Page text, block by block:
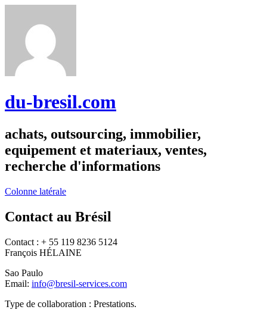
du-bresil.com
achats, outsourcing, immobilier,
equipement et materiaux, ventes,
recherche d'informations
Colonne latérale
Contact au Brésil
Contact : + 55 119 8236 5124
François HÉLAINE
Sao Paulo
Email: info@bresil-services.com
Type de collaboration : Prestations.